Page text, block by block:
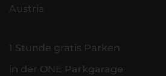
Austria
1 Stunde gratis Parken
in der ONE Parkgarage